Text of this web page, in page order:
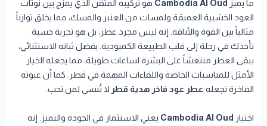
ما يميز Cambodia Al Oud هو تركيبه المتقن الذي يمزج بين نوتات
العود الخشبية العميقة ولمسات من العنبر والمسك، مما يخلق توازناً
مثالياً بين القوة والأناقة. إنه ليس مجرد عطر، بل هو تجربة حسية
تأخذك في رحلة إلى قلب الطبيعة الكمبودية. بفضل ثباته الاستثنائي،
يبقى العطر منتعشاً على البشرة لساعات طويلة، مما يجعله الخيار
الأمثل للمناسبات الخاصة واللقاءات المهمة في قطر. كما أن عبوته
الفاخرة تجعله عطر عود فاخر هدية قطر لا تُنسى لمن تحب.
اختيار Cambodia Al Oud يعني الاستثمار في الجودة والتميز. إنه